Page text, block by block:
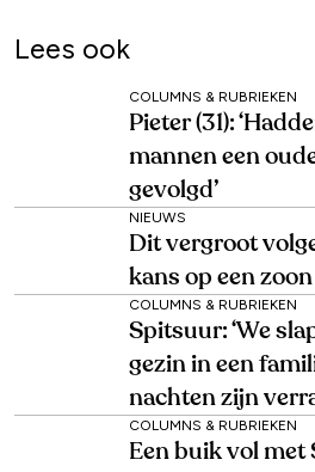
Lees ook
COLUMNS & RUBRIEKEN
Pieter (31):
mannen een
gevolgd’
NIEUWS
Dit vergroot
kans op een
COLUMNS & RUBRIEKEN
Spitsuur: ‘We
gezin in een
nachten zijn
COLUMNS & RUBRIEKEN
Een buik vol met